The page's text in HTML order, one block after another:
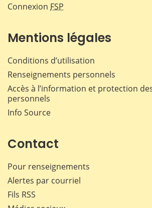
Connexion FSP
Mentions légales
Conditions d’utilisation
Renseignements personnels
Accès à l’information et protection
personnels
Info Source
Contact
Pour renseignements
Alertes par courriel
Fils RSS